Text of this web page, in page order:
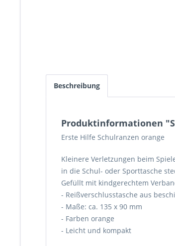
Beschreibung
Produktinformationen
Erste Hilfe Schulranzen orange
Kleinere Verletzungen beim
in die Schul- oder Sporttasche
Gefüllt mit kindgerechtem
- Reißverschlusstasche aus
- Maße: ca. 135 x 90 mm
- Farben orange
- Leicht und kompakt